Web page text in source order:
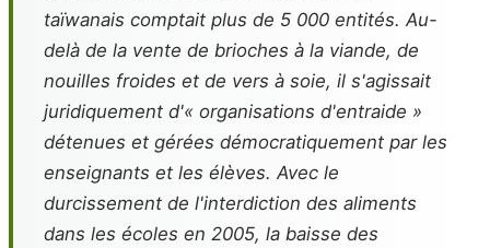
taïwanais comptait plus de 5 000 entités. Au-
delà de la vente de brioches à la viande, de
nouilles froides et de vers à soie, il s'agissait
juridiquement d'« organisations d'entraide »
détenues et gérées démocratiquement par les
enseignants et les élèves. Avec le
durcissement de l'interdiction des aliments
dans les écoles en 2005, la baisse des